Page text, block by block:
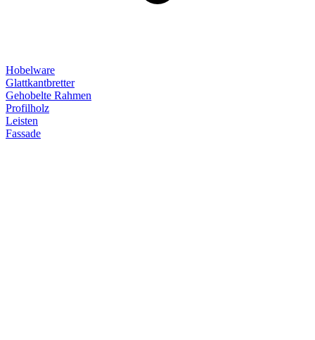
Hobelware
Glattkantbretter
Gehobelte Rahmen
Profilholz
Leisten
Fassade